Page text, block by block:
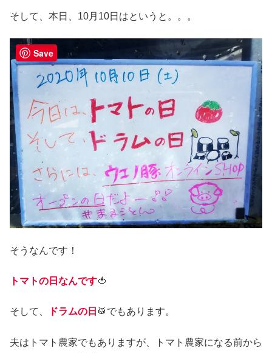
そして、本日、10月10日はというと。。。
そうなんです！
トマトの日なんです🍅
そして、 ドラムの日 🥁でもあります。
夫はトマト農家でもありますが、トマト農家になる前から
Save